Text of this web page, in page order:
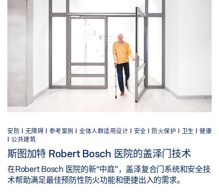
安防 | 无障碍 | 参考案例 | 全体人群适用设计 | 安全 | 防火保护 | 卫生 | 健康
公共建筑
斯图加特 Robert Bosch 医院的盖泽门技术
在Robert Bosch 医院的新“中庭”，盖泽复合门系统和安全技
术帮助满足最佳预防性防火功能和便捷出入的需求。